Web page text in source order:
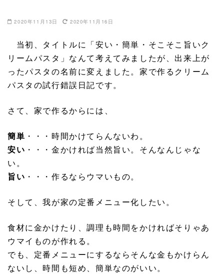
2020年11月13日 2020年11月16日
当初、タイトルに「安い・簡単・そこそこ旨いク
リームパスタ」なんて考えてみましたが、出来上が
ったパスタの名前に変えました。家で作るクリーム
パスタの試行錯誤日記です。
さて、家で作るからには、
簡単 ・・・時間かけてらんないわ。
安い ・・・金かければ当然旨い。そんなんじゃな
い。
旨い ・・・作るならウマいもの。
そして、我が家の定番メニュー化したい。
食材に金かけたり、調理も時間をかければそりゃあ
ウマイものが作れる。
でも、定番メニューにするならそんな金もかけらん
ないし、時間も短め、簡単なのがいい。